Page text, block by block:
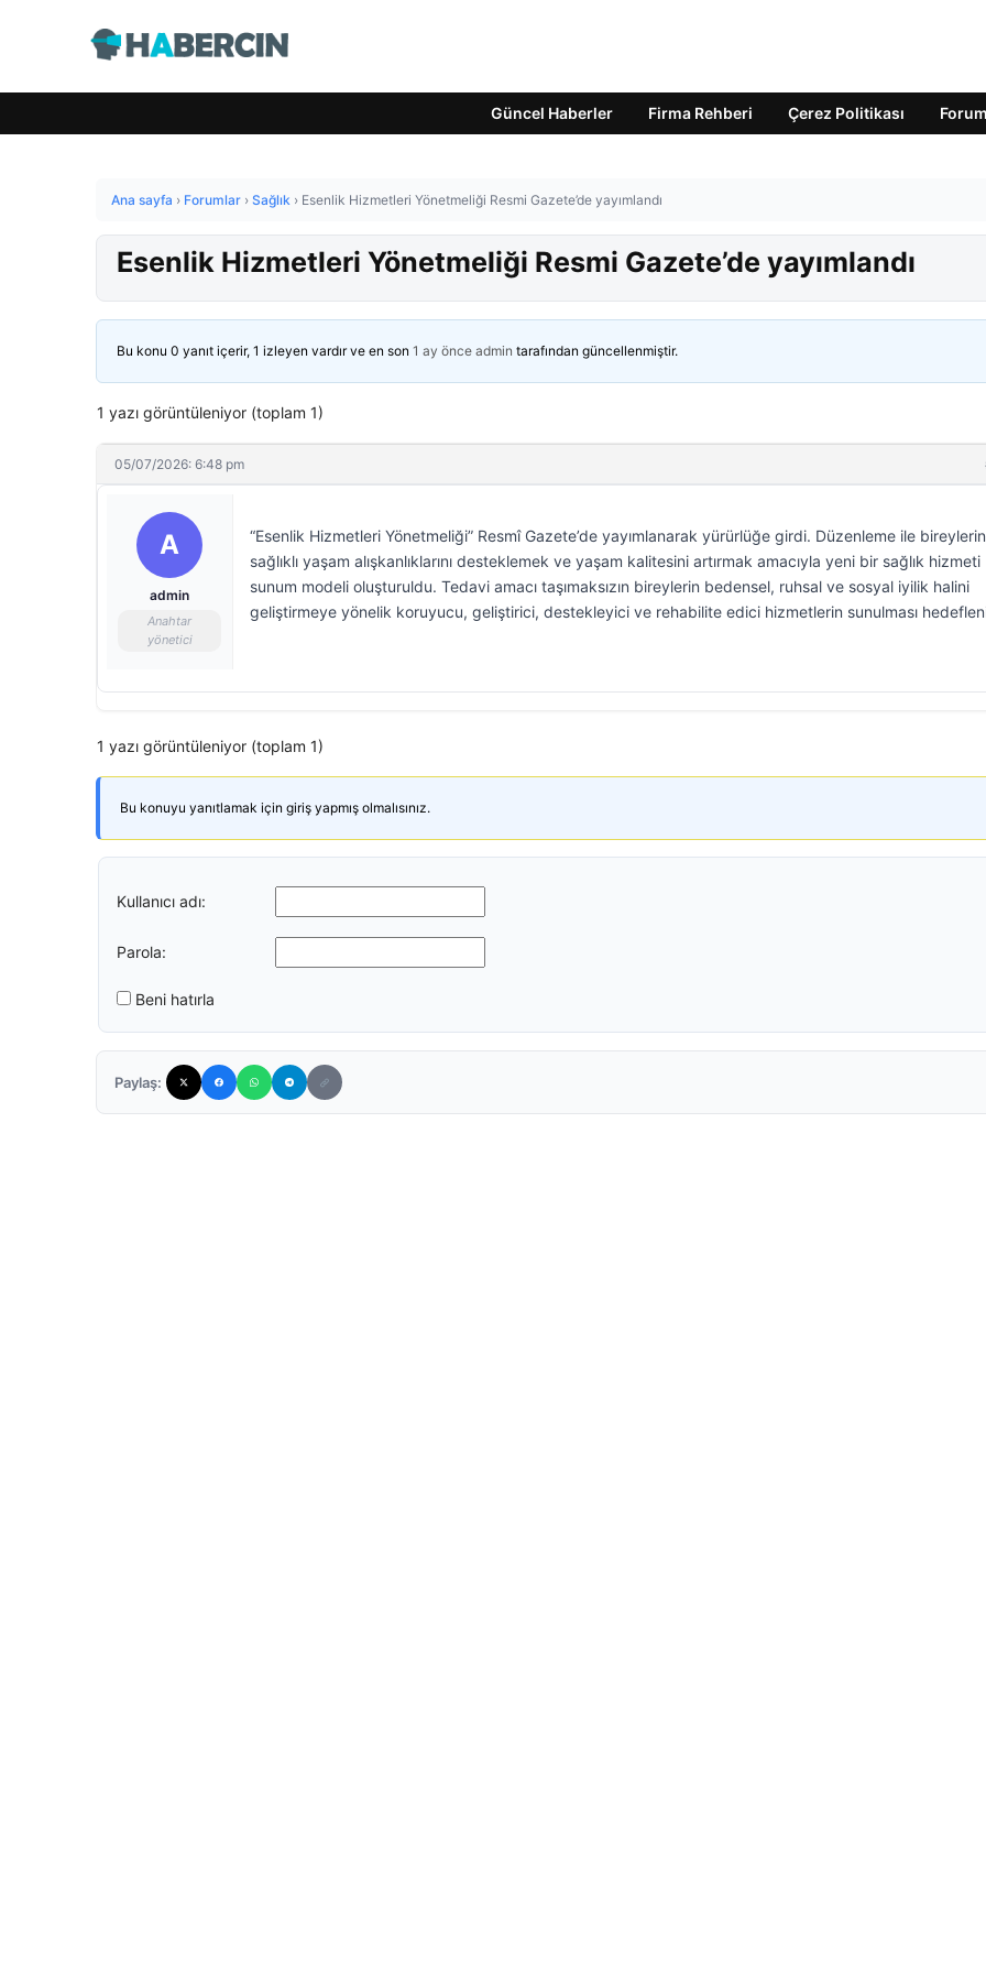
Güncel Haberler Firma Rehberi Çerez Politikası Forum
Ana sayfa › Forumlar › Sağlık › Esenlik Hizmetleri Yönetmeliği Resmi Gazete’de yayımlandı
Esenlik Hizmetleri Yönetmeliği Resmi Gazete’de yayımlandı
Bu konu 0 yanıt içerir, 1 izleyen vardır ve en son 1 ay önce admin tarafından güncellenmiştir.
1 yazı görüntüleniyor (toplam 1)
05/07/2026: 6:48 pm
A
admin
Anahtar
yönetici
“Esenlik Hizmetleri Yönetmeliği” Resmî Gazete’de yayımlanarak yürürlüğe girdi. Düzenleme ile bireylerin
sağlıklı yaşam alışkanlıklarını desteklemek ve yaşam kalitesini artırmak amacıyla yeni bir sağlık hizmeti
sunum modeli oluşturuldu. Tedavi amacı taşımaksızın bireylerin bedensel, ruhsal ve sosyal iyilik halini
geliştirmeye yönelik koruyucu, geliştirici, destekleyici ve rehabilite edici hizmetlerin sunulması
1 yazı görüntüleniyor (toplam 1)
Bu konuyu yanıtlamak için giriş yapmış olmalısınız.
Kullanıcı adı:
Parola:
Beni hatırla
Paylaş: